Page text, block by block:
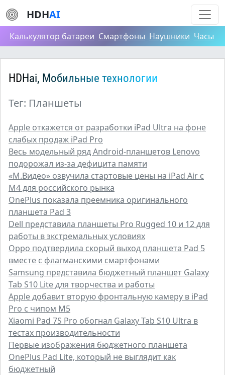
HDHAI
Калькулятор батареи Смартфоны Наушники Часы
HDHai, Мобильные технологии
Тег: Планшеты
Apple откажется от разработки iPad Ultra на фоне
слабых продаж iPad Pro
Весь модельный ряд Android-планшетов Lenovo
подорожал из-за дефицита памяти
«М.Видео» озвучила стартовые цены на iPad Air с
M4 для российского рынка
OnePlus показала преемника оригинального
планшета Pad 3
Dell представила планшеты Pro Rugged 10 и 12 для
работы в экстремальных условиях
Oppo подтвердила скорый выход планшета Pad 5
вместе с флагманскими смартфонами
Samsung представила бюджетный планшет Galaxy
Tab S10 Lite для творчества и работы
Apple добавит вторую фронтальную камеру в iPad
Pro с чипом M5
Xiaomi Pad 7S Pro обогнал Galaxy Tab S10 Ultra в
тестах производительности
Первые изображения бюджетного планшета
OnePlus Pad Lite, который не выглядит как
бюджетный